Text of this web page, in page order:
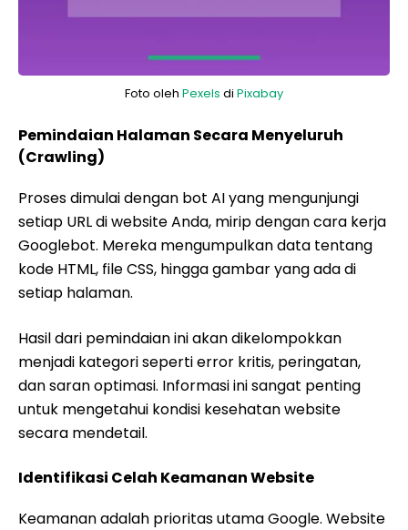
Foto oleh Pexels di Pixabay
Pemindaian Halaman Secara Menyeluruh
(Crawling)
Proses dimulai dengan bot AI yang mengunjungi
setiap URL di website Anda, mirip dengan cara kerja
Googlebot. Mereka mengumpulkan data tentang
kode HTML, file CSS, hingga gambar yang ada di
setiap halaman.
Hasil dari pemindaian ini akan dikelompokkan
menjadi kategori seperti error kritis, peringatan,
dan saran optimasi. Informasi ini sangat penting
untuk mengetahui kondisi kesehatan website
secara mendetail.
Identifikasi Celah Keamanan Website
Keamanan adalah prioritas utama Google. Website